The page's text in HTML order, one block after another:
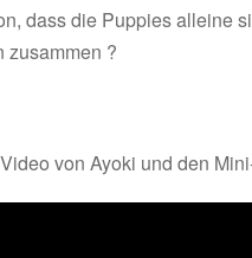
dass die Puppies alleine
zusammen ?
von Ayoki und den